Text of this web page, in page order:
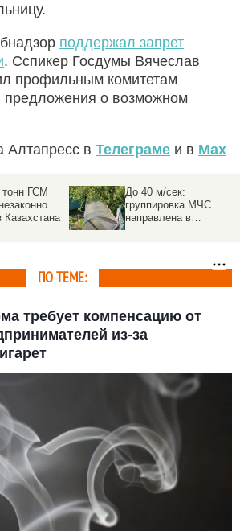
поддержал запрет
. Сспикер Госдумы Вячеслав
профильным комитетам
предложения о возможном
Алтапресс в Телеграме и в Max
тонн ГСМ
Казахстана
До 40 м/сек:
группировка МЧС
направлена в
ПО ТЕМЕ:
требует компенсацию от
из-за